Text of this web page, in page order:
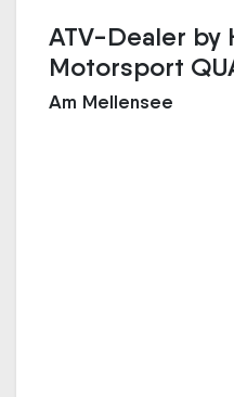
ATV-Dealer by
Motorsport
Am Mellensee